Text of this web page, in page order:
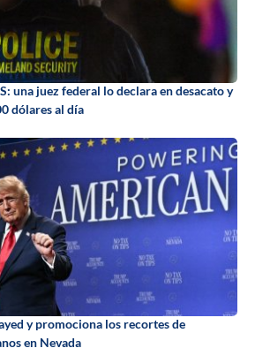
una juez federal lo declara en desacato y
dólares al día
y promociona los recortes de
en Nevada